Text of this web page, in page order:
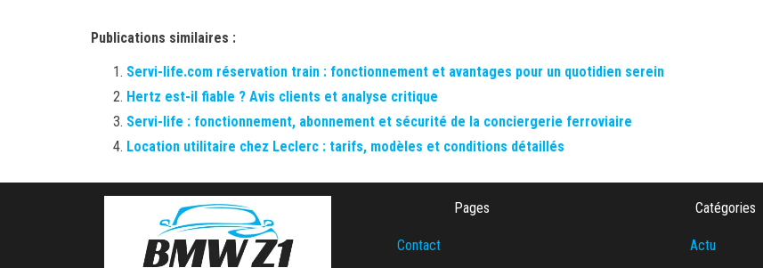
Publications similaires :
Servi-life.com réservation train : fonctionnement et avantages pour un quotidien serein
Hertz est-il fiable ? Avis clients et analyse critique
Servi-life : fonctionnement, abonnement et sécurité de la conciergerie ferroviaire
Location utilitaire chez Leclerc : tarifs, modèles et conditions détaillés
Pages
Contact
Catégories
Actu